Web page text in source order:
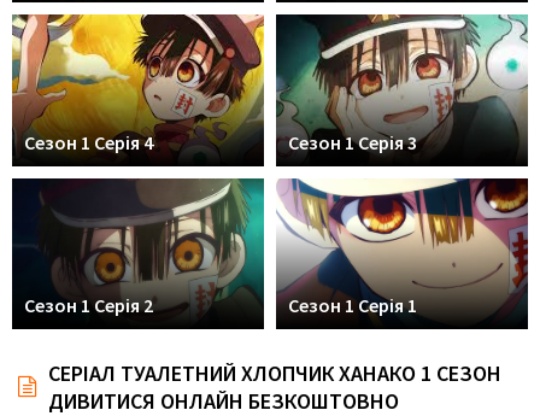
Сезон 1 Серія 4 Сезон 1 Серія 3
Сезон 1 Серія 2 Сезон 1 Серія 1
СЕРІАЛ ТУАЛЕТНИЙ ХЛОПЧИК ХАНАКО 1 СЕЗОН
ДИВИТИСЯ ОНЛАЙН БЕЗКОШТОВНО